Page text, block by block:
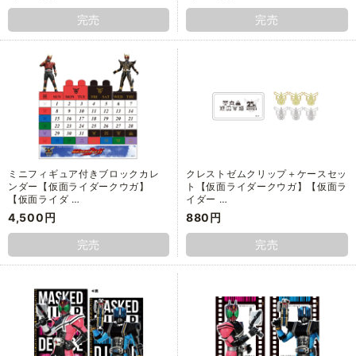
完売
完売
ミニフィギュア付きブロックカレ
ンダー【仮面ライダークウガ】
【仮面ライダ …
4,500円
完売
クレストゼムクリップ＋ケースセッ
ト【仮面ライダークウガ】【仮面ラ
イダー …
880円
完売